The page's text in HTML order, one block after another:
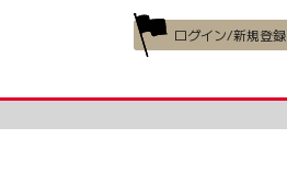
ログイン/新規登録